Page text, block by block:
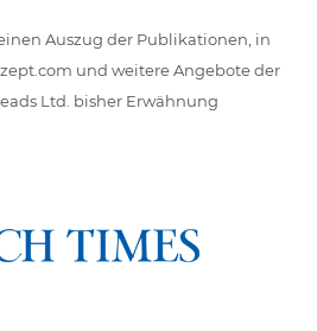
Auszug der Publikationen, in
und weitere Angebote der
Ltd. bisher Erwähnung